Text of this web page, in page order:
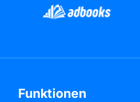
Funktionen